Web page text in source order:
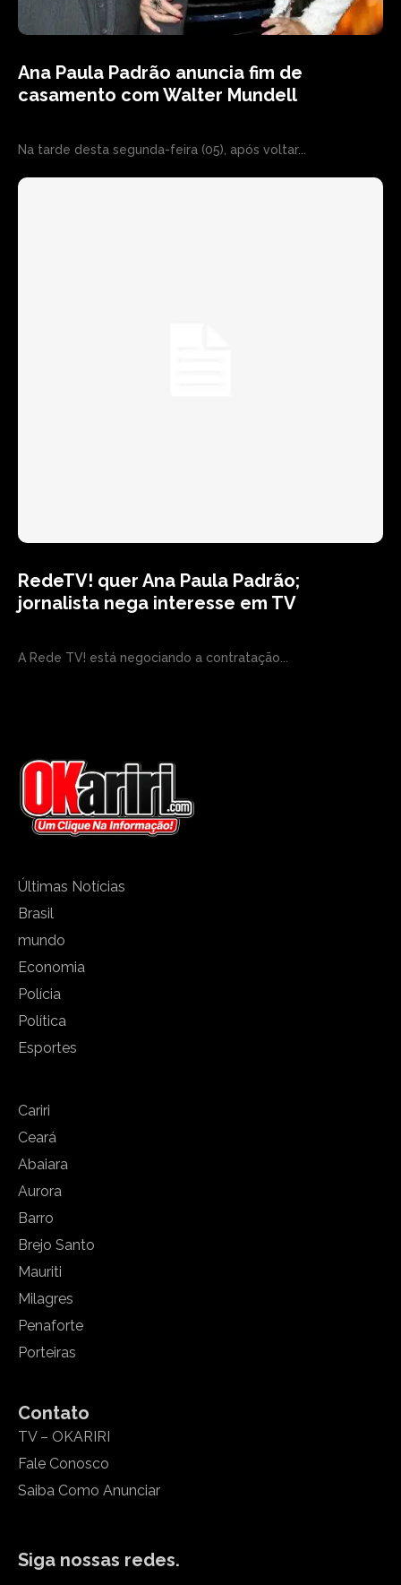
Ana Paula Padrão anuncia fim de
casamento com Walter Mundell
Na tarde desta segunda-feira (05), após voltar...
RedeTV! quer Ana Paula Padrão;
jornalista nega interesse em TV
A Rede TV! está negociando a contratação...
Últimas Notícias
Brasil
mundo
Economia
Polícia
Política
Esportes
Cariri
Ceará
Abaiara
Aurora
Barro
Brejo Santo
Mauriti
Milagres
Penaforte
Porteiras
Contato
TV – OKARIRI
Fale Conosco
Saiba Como Anunciar
Siga nossas redes.